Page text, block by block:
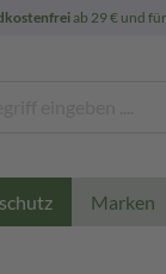
ab 29 € und
Marken